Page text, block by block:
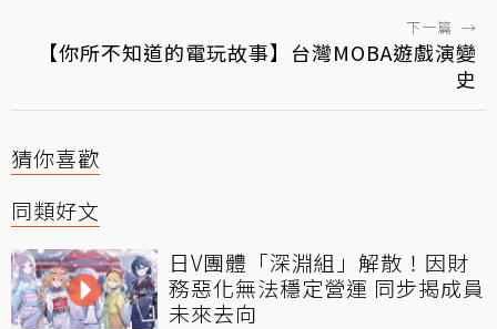
下一篇 →
【你所不知道的電玩故事】台灣MOBA遊戲演變
史
猜你喜歡
同類好文
日V團體「深淵組」解散！因財
務惡化無法穩定營運 同步揭成員
未來去向